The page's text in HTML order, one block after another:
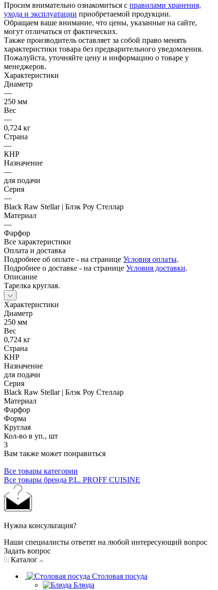
Просим внимательно ознакомиться с правилами хранения,
ухода и эксплуатации приобретаемой продукции.
Обращаем ваше внимание, что цены, указанные на сайте,
могут отличаться от фактических.
Также производитель оставляет за собой право менять
характеристики товара без предварительного уведомления.
Пожалуйста, уточняйте цену и информацию о товаре у
менеджеров.
Характеристики
Диаметр
—
250 мм
Вес
—
0,724 кг
Страна
—
КНР
Назначение
—
для подачи
Серия
—
Black Raw Stellar | Блэк Роу Стеллар
Материал
—
Фарфор
Все характеристики
Оплата и доставка
Подробнее об оплате - на странице Условия оплаты.
Подробнее о доставке - на странице Условия доставки.
Описание
Тарелка круглая.
Характеристики
Диаметр
250 мм
Вес
0,724 кг
Страна
КНР
Назначение
для подачи
Серия
Black Raw Stellar | Блэк Роу Стеллар
Материал
Фарфор
Форма
Круглая
Кол-во в уп., шт
3
Вам также может понравиться
Все товары категории
Все товары бренда P.L. PROFF CUISINE
Нужна консультация?
Наши специалисты ответят на любой интересующий вопрос
Задать вопрос
Каталог
Столовая посуда
Блюда